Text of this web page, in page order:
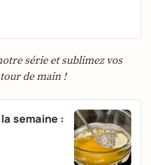
série et sublimez vos
de main !
semaine :